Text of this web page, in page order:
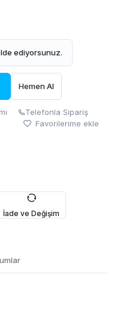
ediyorsunuz.
Hemen Al
Telefonla Sipariş
Favorilerime ekle
İade ve Değişim